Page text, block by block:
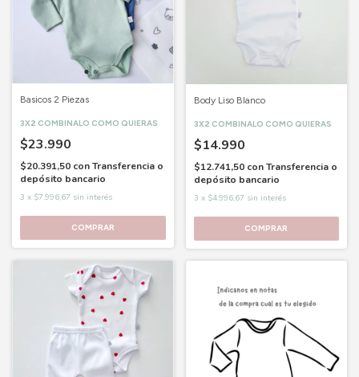
Basicos 2 Piezas
3X2 COMBINALO COMO QUIERAS
$23.990
$20.391,50 conTransferencia o
depósito bancario
3 x $7.996,67 sin interés
COMPRAR
Body Liso Blanco
3X2 COMBINALO COMO QUIERAS
$14.990
$12.741,50 con Transferencia o
depósito bancario
3 x $4.996,67 sin interés
COMPRAR